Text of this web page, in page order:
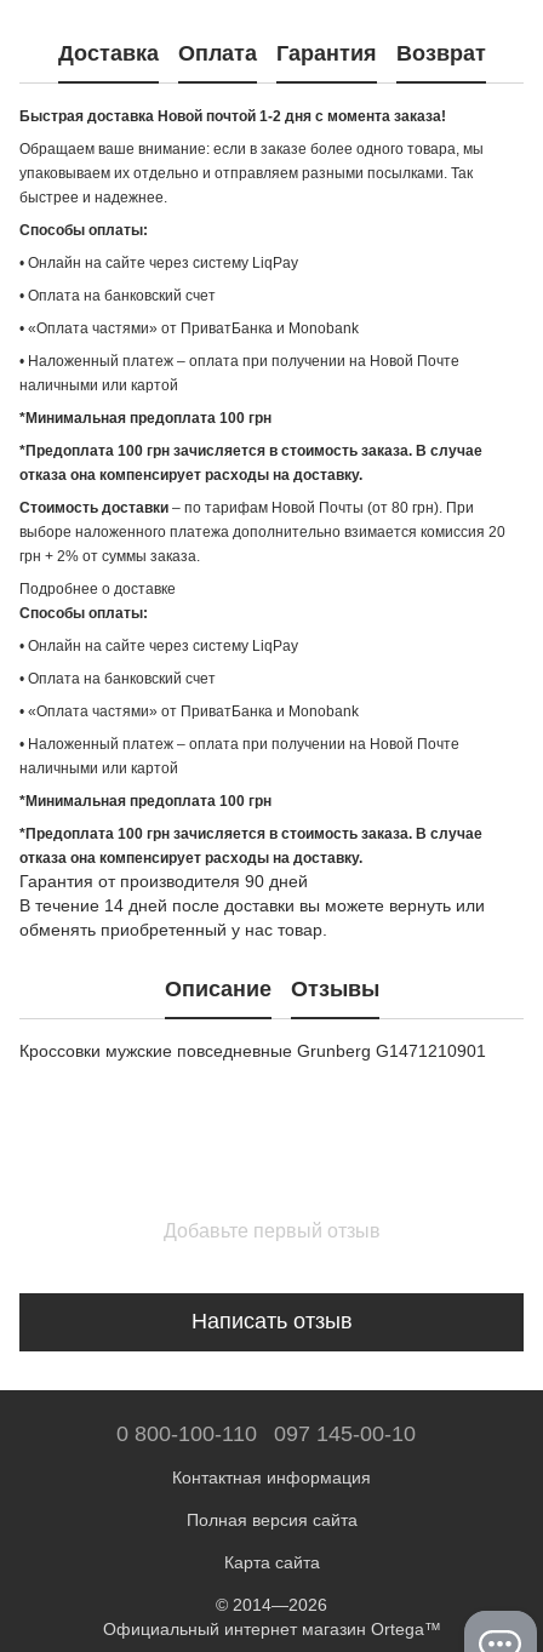
Доставка Оплата Гарантия Возврат
Быстрая доставка Новой почтой 1-2 дня с момента заказа!
Обращаем ваше внимание: если в заказе более одного товара, мы
упаковываем их отдельно и отправляем разными посылками. Так
быстрее и надежнее.
Способы оплаты:
• Онлайн на сайте через систему LiqPay
• Оплата на банковский счет
• «Оплата частями» от ПриватБанка и Monobank
• Наложенный платеж – оплата при получении на Новой Почте
наличными или картой
*Минимальная предоплата 100 грн
*Предоплата 100 грн зачисляется в стоимость заказа. В случае
отказа она компенсирует расходы на доставку.
Стоимость доставки – по тарифам Новой Почты (от 80 грн). При
выборе наложенного платежа дополнительно взимается комиссия 20
грн + 2% от суммы заказа.
Подробнее о доставке
Способы оплаты:
• Онлайн на сайте через систему LiqPay
• Оплата на банковский счет
• «Оплата частями» от ПриватБанка и Monobank
• Наложенный платеж – оплата при получении на Новой Почте
наличными или картой
*Минимальная предоплата 100 грн
*Предоплата 100 грн зачисляется в стоимость заказа. В случае
отказа она компенсирует расходы на доставку.
Гарантия от производителя 90 дней
В течение 14 дней после доставки вы можете вернуть или
обменять приобретенный у нас товар.
Описание Отзывы
Кроссовки мужские повседневные Grunberg G1471210901
Добавьте первый отзыв
Написать отзыв
0 800-100-110 097 145-00-10
Контактная информация
Полная версия сайта
Карта сайта
© 2014—2026
Официальный интернет магазин Ortega™